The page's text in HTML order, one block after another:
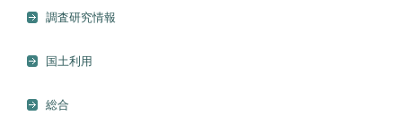
調査研究情報
国土利用
総合